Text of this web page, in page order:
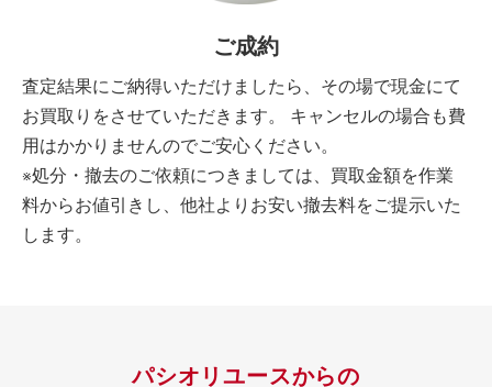
ご成約
査定結果にご納得いただけましたら、その場で現金にて
お買取りをさせていただきます。 キャンセルの場合も費
用はかかりませんのでご安心ください。
※処分・撤去のご依頼につきましては、買取金額を作業
料からお値引きし、他社よりお安い撤去料をご提示いた
します。
パシオリユースからの